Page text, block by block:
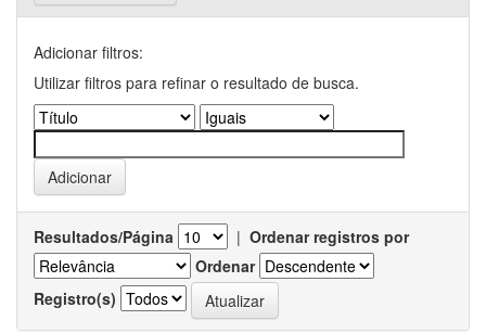
Adicionar filtros:
Utilizar filtros para refinar o resultado de busca.
Resultados/Página | Ordenar registros por
Ordenar
Registro(s)